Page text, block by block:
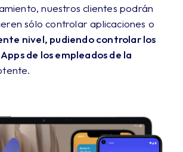
nuestros clientes podrán
sólo controlar aplicaciones o
nivel, pudiendo controlar los
de los empleados de la